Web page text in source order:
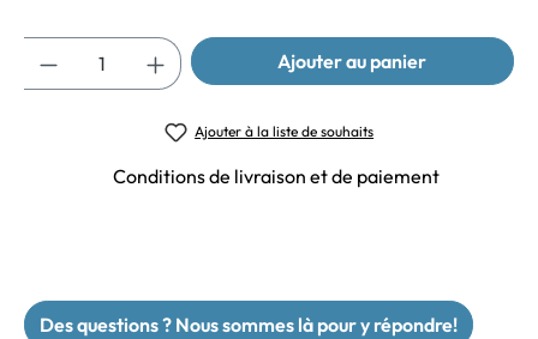
Ajouter au panier
Ajouter à la liste de souhaits
Conditions de livraison et de paiement
Des questions ? Nous sommes là pour y répondre!